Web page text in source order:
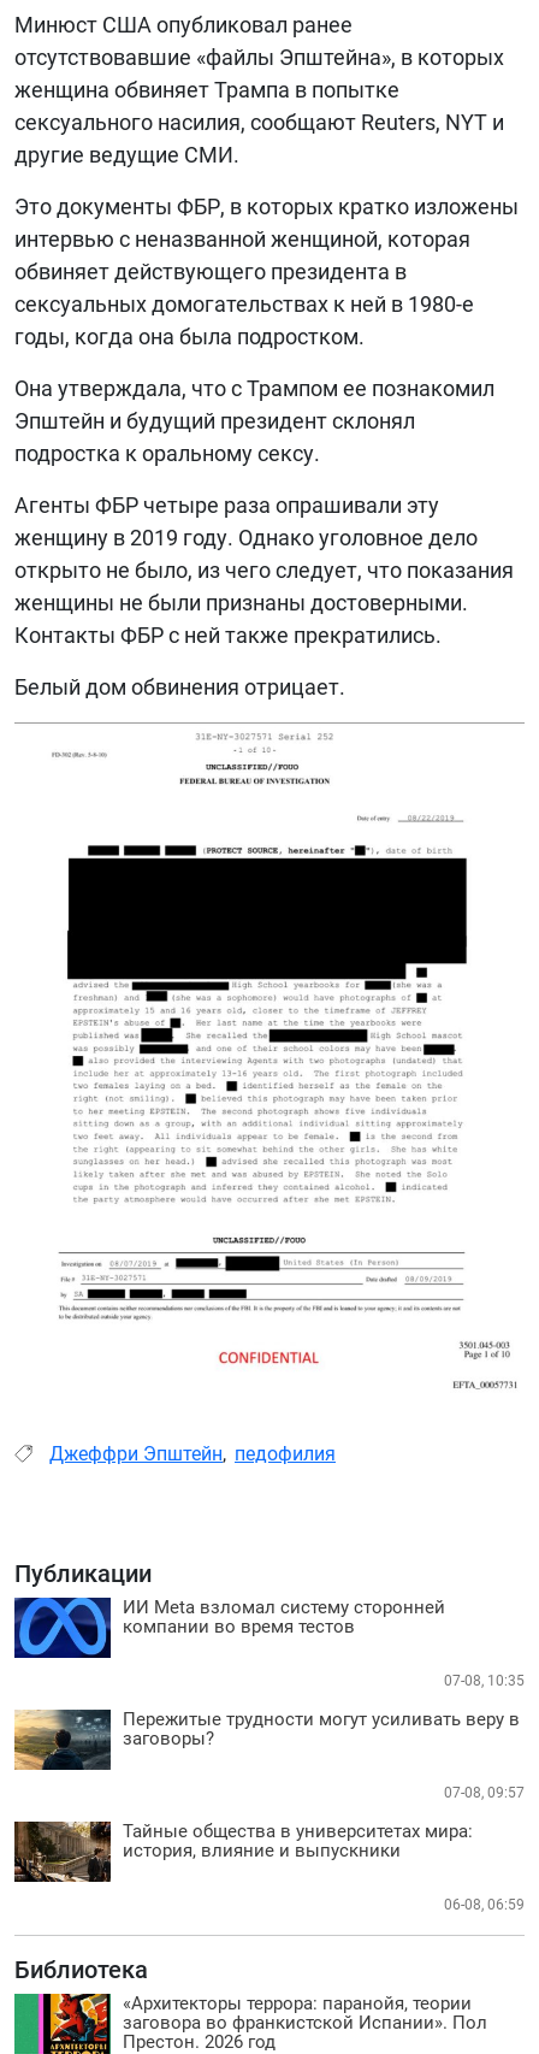
БИБЛИОТЕКА
ВИДЕО
ФОТО
Публикации
ИИ Meta взломал систему сторонней
компании во время тестов
07-08, 10:35
Пережитые трудности могут усиливать веру в
заговоры?
07-08, 09:57
Тайные общества в университетах мира:
история, влияние и выпускники
06-08, 06:59
Библиотека
«Архитекторы террора: паранойя, теории
заговора во франкистской Испании». Пол
Престон. 2026 год
Минюст США опубликовал ранее
отсутствовавшие «файлы Эпштейна», в которых
женщина обвиняет Трампа в попытке
сексуального насилия, сообщают Reuters, NYT и
другие ведущие СМИ.
Это документы ФБР, в которых кратко изложены
интервью с неназванной женщиной, которая
обвиняет действующего президента в
сексуальных домогательствах к ней в 1980-е
годы, когда она была подростком.
Она утверждала, что с Трампом ее познакомил
Эпштейн и будущий президент склонял
подростка к оральному сексу.
Агенты ФБР четыре раза опрашивали эту
женщину в 2019 году. Однако уголовное дело
открыто не было, из чего следует, что показания
женщины не были признаны достоверными.
Контакты ФБР с ней также прекратились.
Белый дом обвинения отрицает.
Джеффри Эпштейн, педофилия